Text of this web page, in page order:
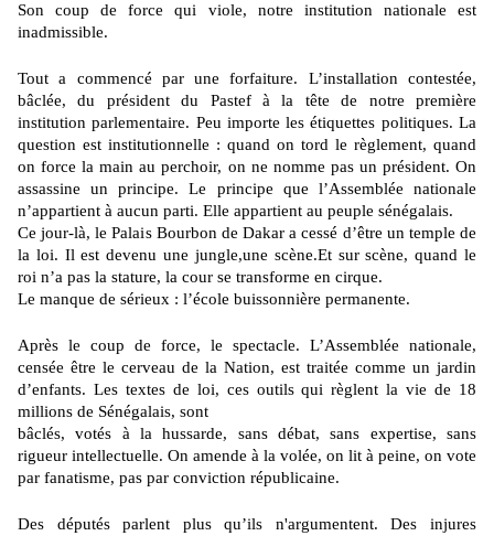
Son coup de force qui viole, notre institution nationale est
inadmissible.
Tout a commencé par une forfaiture. L’installation contestée,
bâclée, du président du Pastef à la tête de notre première
institution parlementaire. Peu importe les étiquettes politiques. La
question est institutionnelle : quand on tord le règlement, quand
on force la main au perchoir, on ne nomme pas un président. On
assassine un principe. Le principe que l’Assemblée nationale
n’appartient à aucun parti. Elle appartient au peuple sénégalais.
Ce jour-là, le Palais Bourbon de Dakar a cessé d’être un temple de
la loi. Il est devenu une jungle,une scène.Et sur scène, quand le
roi n’a pas la stature, la cour se transforme en cirque.
Le manque de sérieux : l’école buissonnière permanente.
Après le coup de force, le spectacle. L’Assemblée nationale,
censée être le cerveau de la Nation, est traitée comme un jardin
d’enfants. Les textes de loi, ces outils qui règlent la vie de 18
millions de Sénégalais, sont
bâclés, votés à la hussarde, sans débat, sans expertise, sans
rigueur intellectuelle. On amende à la volée, on lit à peine, on vote
par fanatisme, pas par conviction républicaine.
Des députés parlent plus qu’ils n'argumentent. Des injures